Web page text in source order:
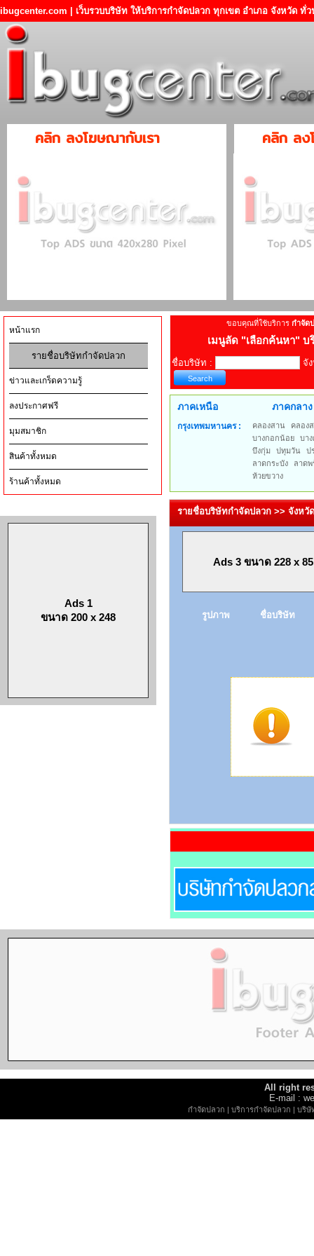
ibugcenter.com | เว็บรวบบริษัท ให้บริการกำจัดปลวก ทุกเขต อำเภอ จังหวัด ทั่
คลิก ลงโฆษณากับเรา คลิก ลง
หน้าแรก
รายชื่อบริษัทกำจัดปลวก
ข่าวและเกร็ดความรู้
ลงประกาศฟรี
มุมสมาชิก
สินค้าทั้งหมด
ร้านค้าทั้งหมด
Ads 1
ขนาด 200 x 248
ขอบคุณที่ใช้บริการ กำจัด
เมนูลัด "เลือกค้นหา" บ
ชื่อบริษัท : จั
ภาคเหนือ ภาคกลาง
กรุงเทพมหานคร : คลองสาน
คลอง
บางกอกน้อย
บา
บึงกุ่ม
ปทุมวัน
ป
ลาดกระบัง
ลาดพ
ห้วยขวาง
รายชื่อบริษัทกำจัดปลวก >> จังหวั
Ads 3 ขนาด 228 x 85
รูปภาพ ชื่อบริษัท
All right
E-mail :
กำจัดปลวก | บริการกำจัดปลวก | บริษั